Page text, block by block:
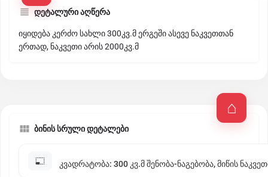
დეტალური აღწერა
იყიდება კერძო სახლი 300კვ.მ ერგეში ასევე ნაკვეთთან
ერთად, ნაკვეთი არის 2000კვ.მ
ბინის სრული დეტალები
კვადრატობა: 300 კვ.მ შენობა-ნაგებობა, მიწის